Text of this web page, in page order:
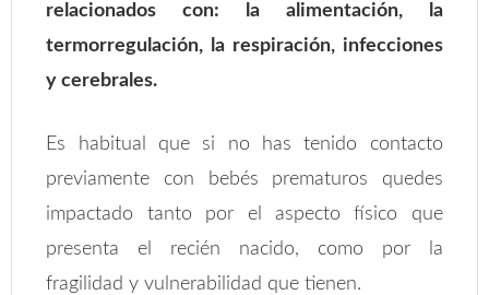
relacionados con: la alimentación, la
termorregulación, la respiración, infecciones
y cerebrales.
Es habitual que si no has tenido contacto
previamente con bebés prematuros quedes
impactado tanto por el aspecto físico que
presenta el recién nacido, como por la
fragilidad y vulnerabilidad que tienen.